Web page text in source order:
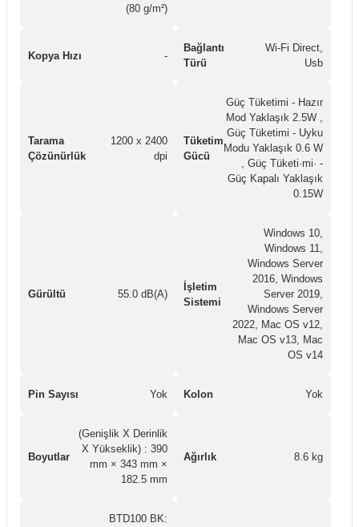
(80 g/m²)
Kopya Hızı -
Bağlantı
Türü
Wi-Fi Direct,
Usb
Tarama
Çözünürlük
1200 x 2400
dpi
Tüketim
Gücü
Güç Tüketimi - Hazır
Mod Yaklaşık 2.5W ,
Güç Tüketimi - Uyku
Modu Yaklaşık 0.6 W
, Güç Tüketi·mi· -
Güç Kapalı Yaklaşık
0.15W
Gürültü 55.0 dB(A)
İşletim
Sistemi
Windows 10,
Windows 11,
Windows Server
2016, Windows
Server 2019,
Windows Server
2022, Mac OS v12,
Mac OS v13, Mac
OS v14
Pin Sayısı Yok Kolon Yok
Boyutlar
(Genişlik X Derinlik
X Yükseklik) : 390
mm × 343 mm ×
182.5 mm
Ağırlık 8.6 kg
BTD100 BK: